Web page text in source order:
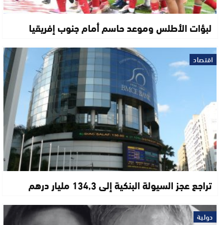
لبؤات الأطلس وموعد حاسم أمام جنوب إفريقيا
اقتصاد
تراجع عجز السيولة البنكية إلى 134,3 مليار درهم
دولية